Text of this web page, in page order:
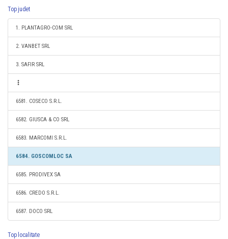
Top judet
1. PLANTAGRO-COM SRL
2. VANBET SRL
3. SAFIR SRL
6581. COSECO S.R.L.
6582. GIUSCA & CO SRL
6583. MARCOMI S.R.L.
6584. GOSCOMLOC SA
6585. PRODIVEX SA
6586. CREDO S.R.L.
6587. DOCO SRL
Top localitate